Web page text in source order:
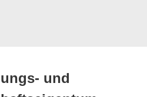
und